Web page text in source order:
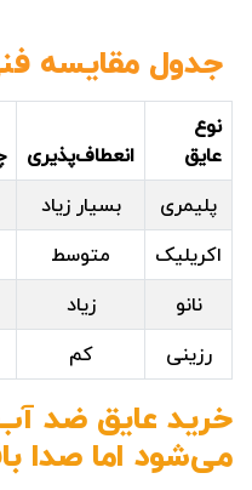
جدول مقایسه
نوع
عایق
انعطاف‌پذیری
پلیمری
بسیار زیاد
اکریلیک
متوسط
نانو
زیاد
رزینی
کم
خرید عایق ضد
می‌شود اما صدا